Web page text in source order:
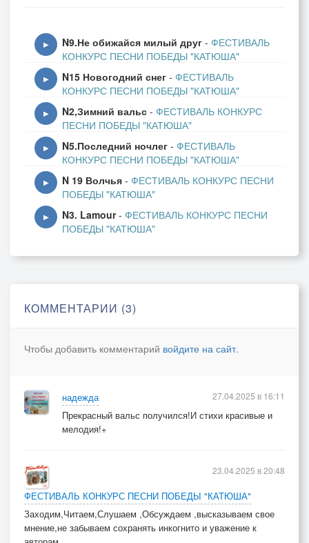
Припев 1
С Днём Победы, друзья!
Бейте салюты!
Поздно сегодня отбой,
Лей ещё, мой земляк!
Уж такая стезя
Нашего люда -
Только с победой домой!
Только так!
2 куплет
От Курил до реки Лимпопо
Всяк пляши! Всякий - пой!
Будут Швейк и "Антоша Рыбкин".
Припев 2
С Днём Победы, друзья!
Уж такая стезя
Наша, поверьте!
Только с победой домой
▶ N9.Не обижайся милый друг - ФЕСТИВАЛЬ
КОНКУРС ПЕСНИ ПОБЕДЫ "КАТЮША"
▶ N15 Новогодний снег - ФЕСТИВАЛЬ
КОНКУРС ПЕСНИ ПОБЕДЫ "КАТЮША"
▶ N2,Зимний вальс - ФЕСТИВАЛЬ КОНКУРС
ПЕСНИ ПОБЕДЫ "КАТЮША"
▶ N5.Последний ночлег - ФЕСТИВАЛЬ
КОНКУРС ПЕСНИ ПОБЕДЫ "КАТЮША"
▶ N 19 Волчья - ФЕСТИВАЛЬ КОНКУРС ПЕСНИ
ПОБЕДЫ "КАТЮША"
▶ N3. Lamour- ФЕСТИВАЛЬ КОНКУРС ПЕСНИ
ПОБЕДЫ "КАТЮША"
КОММЕНТАРИИ (3)
Чтобы добавить комментарий войдите на сайт.
надежда
Прекрасный вальс получился!И стихи красивые и
мелодия!+
27.04.2025 в 16:11
ФЕСТИВАЛЬ КОНКУРС ПЕСНИ ПОБЕДЫ "КАТЮША"
Заходим,Читаем,Слушаем ,Обсуждаем ,высказываем свое
мнение,не забываем сохранять инкогнито и уважение к
23.04.2025 в 20:48